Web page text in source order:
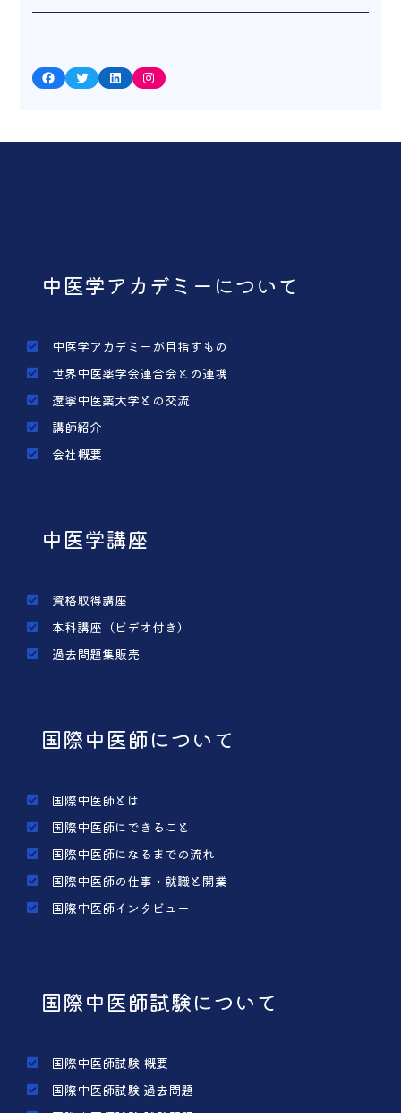
Facebook Twitter LinkedIn Instagram
中医学アカデミーについて
中医学アカデミーが目指すもの
世界中医薬学会連合会との連携
遼寧中医薬大学との交流
講師紹介
会社概要
中医学講座
資格取得講座
本科講座（ビデオ付き）
過去問題集販売
国際中医師について
国際中医師とは
国際中医師にできること
国際中医師になるまでの流れ
国際中医師の仕事・就職と開業
国際中医師インタビュー
国際中医師試験について
国際中医師試験 概要
国際中医師試験 過去問題